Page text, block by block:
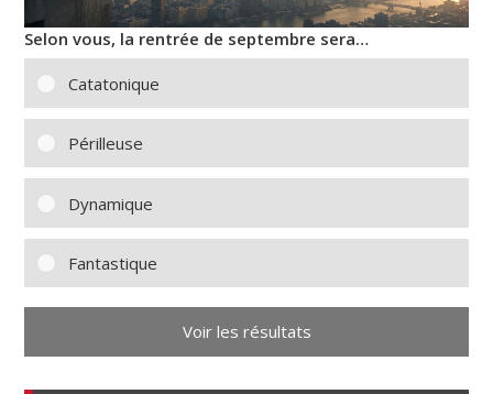
Selon vous, la rentrée de septembre sera…
Catatonique
Périlleuse
Dynamique
Fantastique
Voir les résultats